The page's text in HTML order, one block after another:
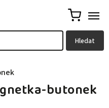
Hledat
butonek